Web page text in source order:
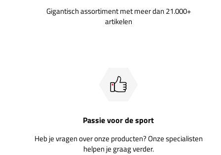
Gigantisch assortiment met meer dan 21.000+
artikelen
Passie voor de sport
Heb je vragen over onze producten? Onze specialisten
helpen je graag verder.